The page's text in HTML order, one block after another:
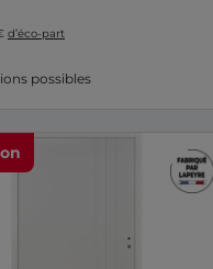
d’éco-part
possibles